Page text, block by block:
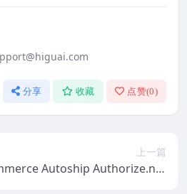
分享 收藏 点赞(0)
上一篇
Autoship Authorize.net